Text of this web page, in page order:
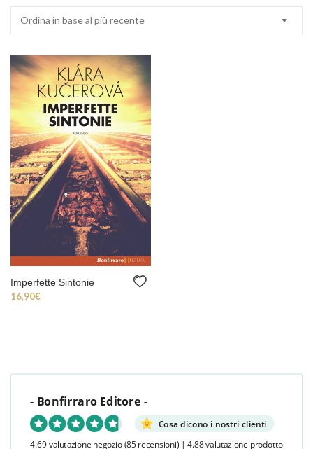
Ordina in base al più recente
Imperfette Sintonie
16,90€
- Bonfirraro Editore -
Cosa dicono i nostri clienti
4.69 valutazione negozio (85 recensioni) | 4.88 valutazione prodotto